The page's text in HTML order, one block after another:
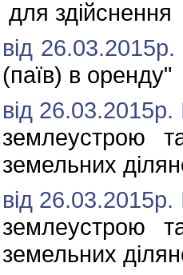
для здійснення
від
(паїв) в оренду"
від
землеустрою
земельних
від
землеустрою
земельних